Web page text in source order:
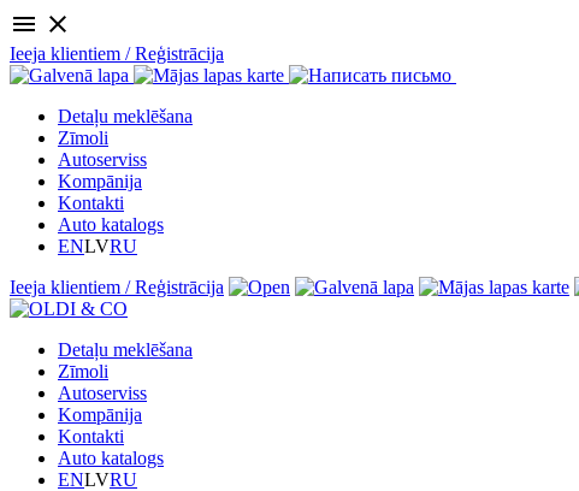
menu close
Ieeja klientiem / Reģistrācija
Detaļu meklēšana
Zīmoli
Autoserviss
Kompānija
Kontakti
Auto katalogs
ENLVRU
Ieeja klientiem / Reģistrācija
Detaļu meklēšana
Zīmoli
Autoserviss
Kompānija
Kontakti
Auto katalogs
ENLVRU